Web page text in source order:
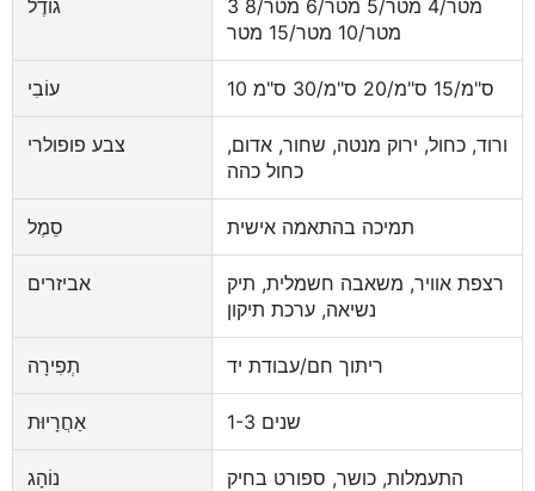
גוֹדֶל
3 מטר/4 מטר/5 מטר/6 מטר/8
מטר/10 מטר/15 מטר
עוֹבִי 10 ס"מ/15 ס"מ/20 ס"מ/30 ס"מ
צבע פופולרי
ורוד, כחול, ירוק מנטה, שחור, אדום,
כחול כהה
סֵמֶל תמיכה בהתאמה אישית
אביזרים
רצפת אוויר, משאבה חשמלית, תיק
נשיאה, ערכת תיקון
תְפִירָה ריתוך חם/עבודת יד
אַחֲרָיוּת 1-3 שנים
נוֹהָג
התעמלות, כושר, ספורט בחיק